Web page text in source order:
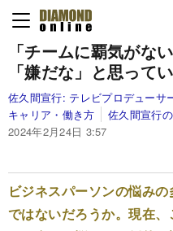
「チームに覇気がな
「嫌だな」と思って
佐久間宣行: テレビプロデューサ
キャリア・働き方
佐久間宣行
2024年2月24日 3:57
ビジネスパーソンの悩み
ではないだろうか。現在